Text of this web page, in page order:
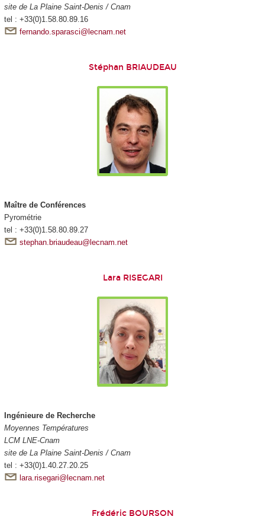
site de La Plaine Saint-Denis / Cnam
tel : +33(0)1.58.80.89.16
fernando.sparasci@lecnam.net
Stéphan BRIAUDEAU
Maître de Conférences
Pyrométrie
tel : +33(0)1.58.80.89.27
stephan.briaudeau@lecnam.net
Lara RISEGARI
Ingénieure de Recherche
Moyennes Températures
LCM LNE-Cnam
site de La Plaine Saint-Denis / Cnam
tel : +33(0)1.40.27.20.25
lara.risegari@lecnam.net
Frédéric BOURSON